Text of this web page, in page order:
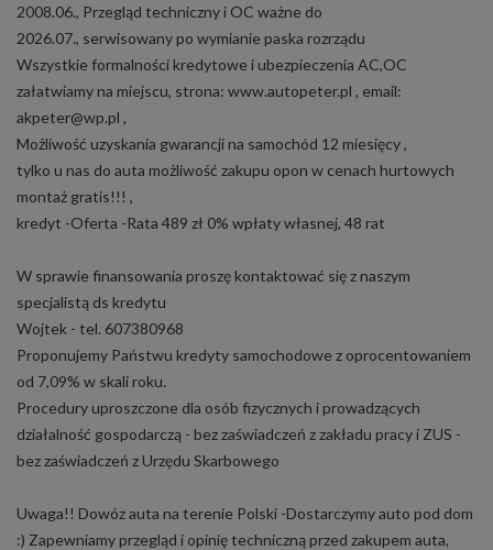
2008.06., Przegląd techniczny i OC ważne do
2026.07., serwisowany po wymianie paska rozrządu
Wszystkie formalności kredytowe i ubezpieczenia AC,OC
załatwiamy na miejscu, strona: www.autopeter.pl , email:
akpeter@wp.pl ,
Możliwość uzyskania gwarancji na samochód 12 miesięcy ,
tylko u nas do auta możliwość zakupu opon w cenach hurtowych
montaż gratis!!! ,
kredyt -Oferta -Rata 489 zł 0% wpłaty własnej, 48 rat
W sprawie finansowania proszę kontaktować się z naszym
specjalistą ds kredytu
Wojtek - tel. 607380968
Proponujemy Państwu kredyty samochodowe z oprocentowaniem
od 7,09% w skali roku.
Procedury uproszczone dla osób fizycznych i prowadzących
działalność gospodarczą - bez zaświadczeń z zakładu pracy i ZUS -
bez zaświadczeń z Urzędu Skarbowego
Uwaga!! Dowóz auta na terenie Polski -Dostarczymy auto pod dom
:) Zapewniamy przegląd i opinię techniczną przed zakupem auta,